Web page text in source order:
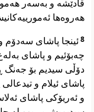
قادێشە و بەسەر
هەروەها
8ئینجا پاشای سەدۆم
چەبۆئیم و پاشای
دۆڵی سیدیم بۆ جەنگ
پاشای ئیلام و
و ئەریۆکی پاشای